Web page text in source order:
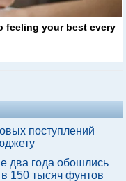
feeling your best every
поступлений
два года обошлись
150 тысяч фунтов